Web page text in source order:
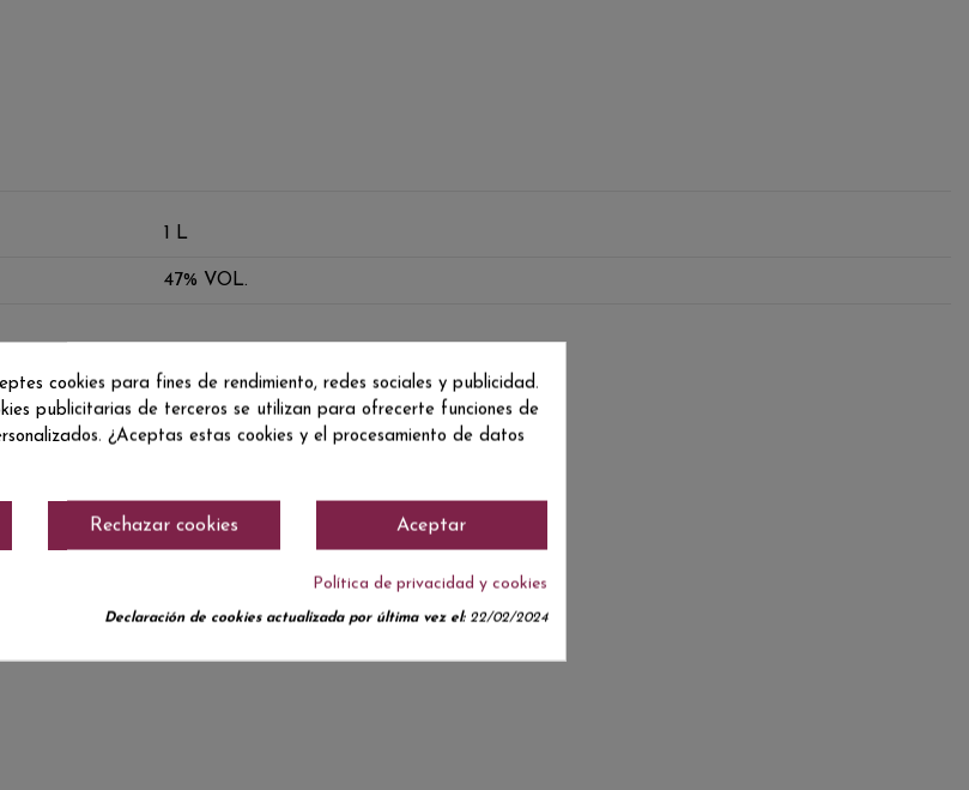
1 L
47% VOL.
cookies para fines de rendimiento, redes sociales y publicidad.
publicitarias de terceros se utilizan para ofrecerte funciones de
¿Aceptas estas cookies y el procesamiento de datos
Aceptar
Rechazar cookies
Política de privacidad y cookies
Declaración de cookies actualizada por última vez el:22/02/2024